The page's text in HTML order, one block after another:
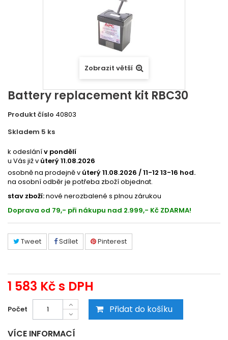
Zobrazit větší
Battery replacement kit RBC30
Produkt číslo 40803
Skladem 5 ks
k odeslánív pondělí
u Vás již v úterý 11.08.2026
osobně na prodejně v úterý 11.08.2026 / 11-12 13-16 hod.
na osobní odběr je potřeba zboží objednat.
stav zboží:nové nerozbalené s plnou zárukou
Doprava od 79,- při nákupu nad 2.999,- Kč ZDARMA!
Tweet Sdílet Pinterest
1 583 Kčs DPH
Počet Přidat do košíku
VÍCE INFORMACÍ